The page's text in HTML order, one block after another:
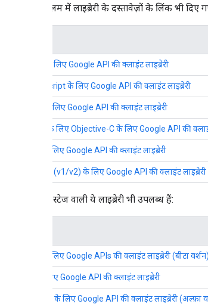
पहले कॉलम में लाइब्रेरी के दस्तावेज़ों के लिंक भी
Java के लिए Google API की क्लाइंट लाइब्रेरी
JavaScript के लिए Google API की क्लाइंट लाइब्रेरी
.NET के लिए Google API की क्लाइंट लाइब्रेरी
REST के लिए Objective-C के लिए Google API की
PHP के लिए Google API की क्लाइंट लाइब्रेरी
Python (v1/v2) के लिए Google API की क्लाइंट लाइब्रेरी
शुरुआती स्टेज वाली ये लाइब्रेरी भी उपलब्ध हैं:
Dart के लिए Google APIs की क्लाइंट लाइब्रेरी (बीटा वर्शन)
Go के लिए Google API की क्लाइंट लाइब्रेरी
Node.js के लिए Google API की क्लाइंट लाइब्रेरी (अल्फ़ा